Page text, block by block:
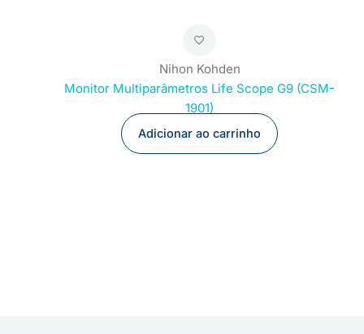
Nihon Kohden
Monitor Multiparâmetros Life Scope G9 (CSM-
1901)
Adicionar ao carrinho